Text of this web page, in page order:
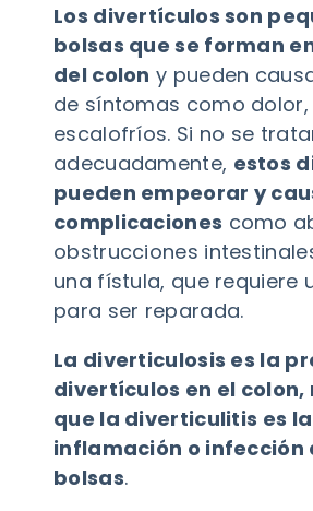
Los divertículos son
bolsas que se forman
del colon y pueden
de síntomas como
escalofríos. Si no se
adecuadamente, estos
pueden empeorar y
complicaciones como
obstrucciones
una fístula, que requiere
para ser reparada.
La diverticulosis es la
divertículos en el colon,
que la diverticulitis es la
inflamación o infección
bolsas.